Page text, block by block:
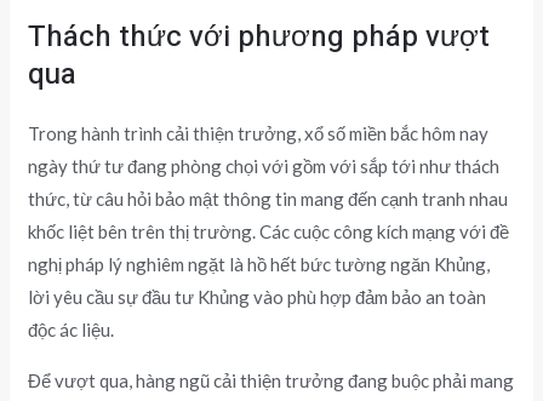
Thách thức với phương pháp vượt
qua
Trong hành trình cải thiện trưởng, xổ số miền bắc hôm nay
ngày thứ tư đang phòng chọi với gồm với sắp tới như thách
thức, từ câu hỏi bảo mật thông tin mang đến cạnh tranh nhau
khốc liệt bên trên thị trường. Các cuộc công kích mạng với đề
nghị pháp lý nghiêm ngặt là hồ hết bức tường ngăn Khủng,
lời yêu cầu sự đầu tư Khủng vào phù hợp đảm bảo an toàn
độc ác liệu.
Để vượt qua, hàng ngũ cải thiện trưởng đang buộc phải mang